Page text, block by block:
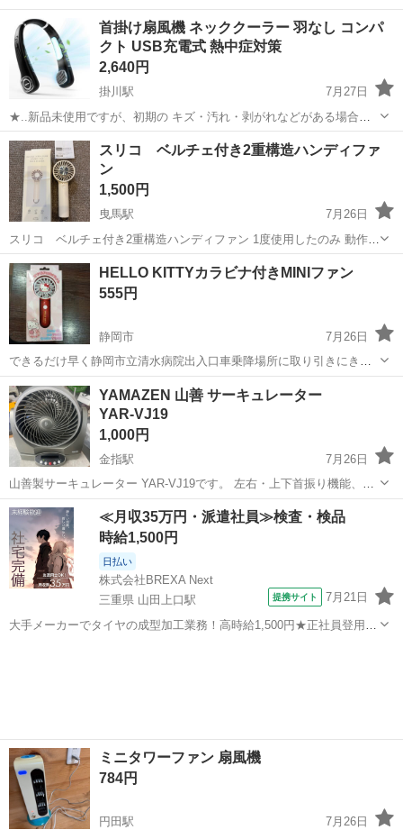
首掛け扇風機 ネッククーラー 羽なし コンパ
クト USB充電式 熱中症対策
2,640円
掛川駅
7月27日
★..新品未使用ですが、初期の キズ・汚れ・剥がれなどがある場合が
ございます。 ★..自宅保管品の為 気にならない方にはお得となっ
ております♡ ★.. 商品写真はお客様のお使いの モニター...
静岡 掛川市 掛川駅 季節、空調家電
スリコ ベルチェ付き2重構造ハンディファ
ン
1,500円
曳馬駅
7月26日
スリコ ベルチェ付き2重構造ハンディファン 1度使用したのみ 動作確
認済
静岡 浜松市 季節、空調家電
HELLO KITTYカラビナ付きMINIファン
555円
静岡市
7月26日
できるだけ早く静岡市立清水病院出入口車乗降場所に取り引きにきて
くれる方を最優先させていただきます。 よろしくおねがいします。
静岡 静岡市 季節、空調家電 KITTY
YAMAZEN 山善 サーキュレーター
YAR‑VJ19
1,000円
金指駅
7月26日
山善製サーキュレーター YAR‑VJ19です。 左右・上下首振り機能、タ
イマー機能付きです。 画像に写っている本体・付属品のみの出品とな
ります。 直接引取り、または着払いでの発送も対応可能です。店舗か
らの配送をご希望の場合は...
静岡 浜松市 金指駅 季節、空調家電
≪月収35万円・派遣社員≫検査・検品
時給1,500円
日払い
株式会社BREXA Next
三重県 山田上口駅
提携サイト 7月21日
大手メーカーでタイヤの成型加工業務！高時給1,500円★正社員登用制
ミニタワーファン 扇風機
784円
円田駅 7月26日